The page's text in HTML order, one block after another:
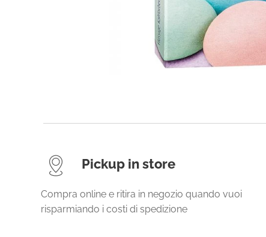
Pickup in store
Compra online e ritira in negozio quando vuoi
risparmiando i costi di spedizione